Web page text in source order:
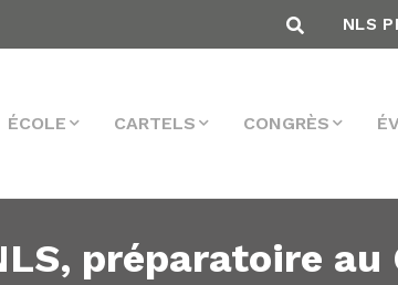
NLS
ÉCOLE CARTELS CONGRÈS
préparatoire au